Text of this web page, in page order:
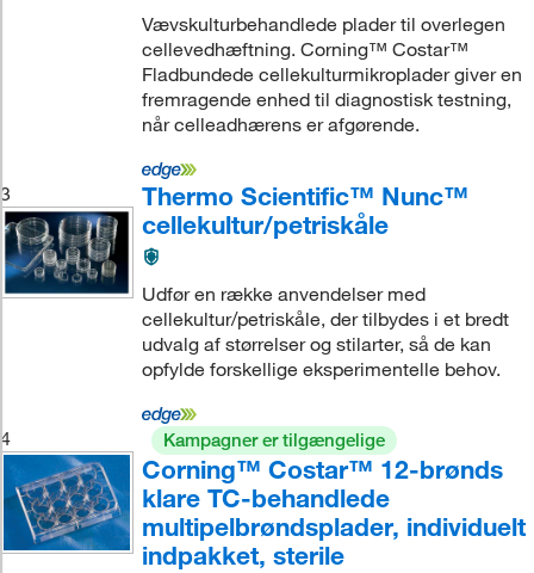
Vævskulturbehandlede plader til overlegen
cellevedhæftning. Corning™ Costar™
Fladbundede cellekulturmikroplader giver en
fremragende enhed til diagnostisk testning,
når celleadhærens er afgørende.
3
Thermo Scientific™ Nunc™
cellekultur/petriskåle
Udfør en række anvendelser med
cellekultur/petriskåle, der tilbydes i et bredt
udvalg af størrelser og stilarter, så de kan
opfylde forskellige eksperimentelle behov.
4 Kampagner er tilgængelige
Corning™ Costar™ 12-brønds
klare TC-behandlede
multipelbrøndsplader, individuelt
indpakket, sterile